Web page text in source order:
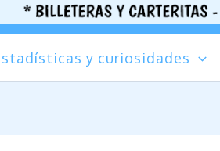
y curiosidades